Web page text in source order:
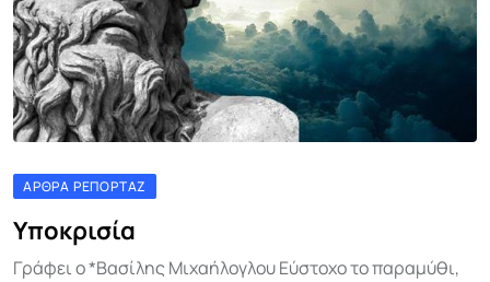
ΆΡΘΡΑ ΡΕΠΟΡΤΆΖ
Υποκρισία
Γράφει ο *Βασίλης Μιχαήλογλου Εύστοχο το παραμύθι,